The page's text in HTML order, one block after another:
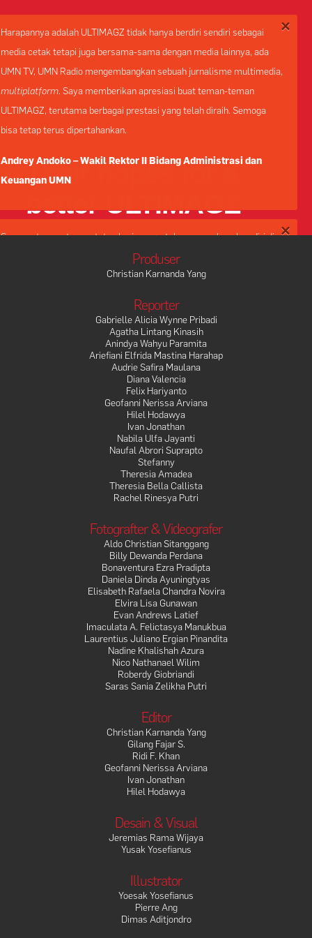
Their hopes for a
better ULTIMAGZ
×
Semoga teman-teman tetep berjuang untuk mengembangkan diri di
ULTIMAGZ. Jadi ULTIMAGZ tuh bukan tempat untuk hahahihu aja tapi
sebenarnya mengembangkan diri kalian jadi lebih tangguh dan
Gloria Fransisca Katharina (UMN 2010) – Pemimpin Redaksi
×
Harapannya adalah ULTIMAGZ tidak hanya berdiri sendiri sebagai
media cetak tetapi juga bersama-sama dengan media lainnya, ada
UMN TV, UMN Radio mengembangkan sebuah jurnalisme multimedia,
multiplatform. Saya memberikan apresiasi buat teman-teman
ULTIMAGZ, terutama berbagai prestasi yang telah diraih. Semoga
bisa tetap terus dipertahankan.
Andrey Andoko – Wakil Rektor II Bidang Administrasi dan
Keuangan UMN
Produser
Christian Karnanda Yang
Reporter
Gabrielle Alicia Wynne Pribadi
Agatha Lintang Kinasih
Anindya Wahyu Paramita
Ariefiani Elfrida Mastina Harahap
Audrie Safira Maulana
Diana Valencia
Felix Hariyanto
Geofanni Nerissa Arviana
Hilel Hodawya
Ivan Jonathan
Nabila Ulfa Jayanti
Naufal Abrori Suprapto
Stefanny
Theresia Amadea
Theresia Bella Callista
Rachel Rinesya Putri
Fotografter & Videografer
Aldo Christian Sitanggang
Billy Dewanda Perdana
Bonaventura Ezra Pradipta
Daniela Dinda Ayuningtyas
Elisabeth Rafaela Chandra Novira
Elvira Lisa Gunawan
Evan Andrews Latief
Imaculata A. Felictasya Manukbua
Laurentius Juliano Ergian Pinandita
Nadine Khalishah Azura
Nico Nathanael Wilim
Roberdy Giobriandi
Saras Sania Zelikha Putri
Editor
Christian Karnanda Yang
Gilang Fajar S.
Ridi F. Khan
Geofanni Nerissa Arviana
Ivan Jonathan
Hilel Hodawya
Desain & Visual
Jeremias Rama Wijaya
Yusak Yosefianus
Illustrator
Yoesak Yosefianus
Pierre Ang
Dimas Aditjondro